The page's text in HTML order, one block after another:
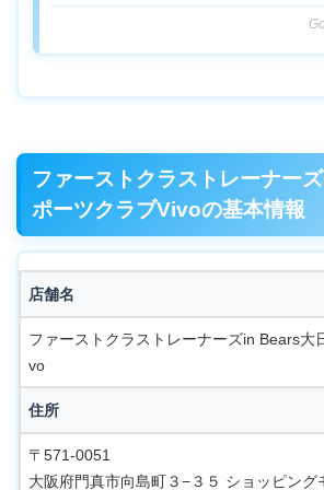
ファーストクラストレーナー
ポーツクラブVivoの基本情報
店舗名
ファーストクラストレーナーズin Bears大
vo
住所
〒571-0051
大阪府門真市向島町３−３５ ショッピング